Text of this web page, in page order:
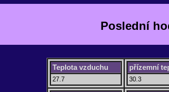
Poslední
Teplota vzduchu
27.7
přízemní
30.3